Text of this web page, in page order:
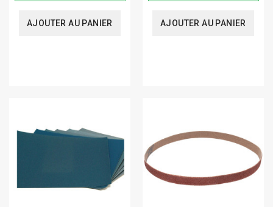
AJOUTER AU PANIER AJOUTER AU PANIER